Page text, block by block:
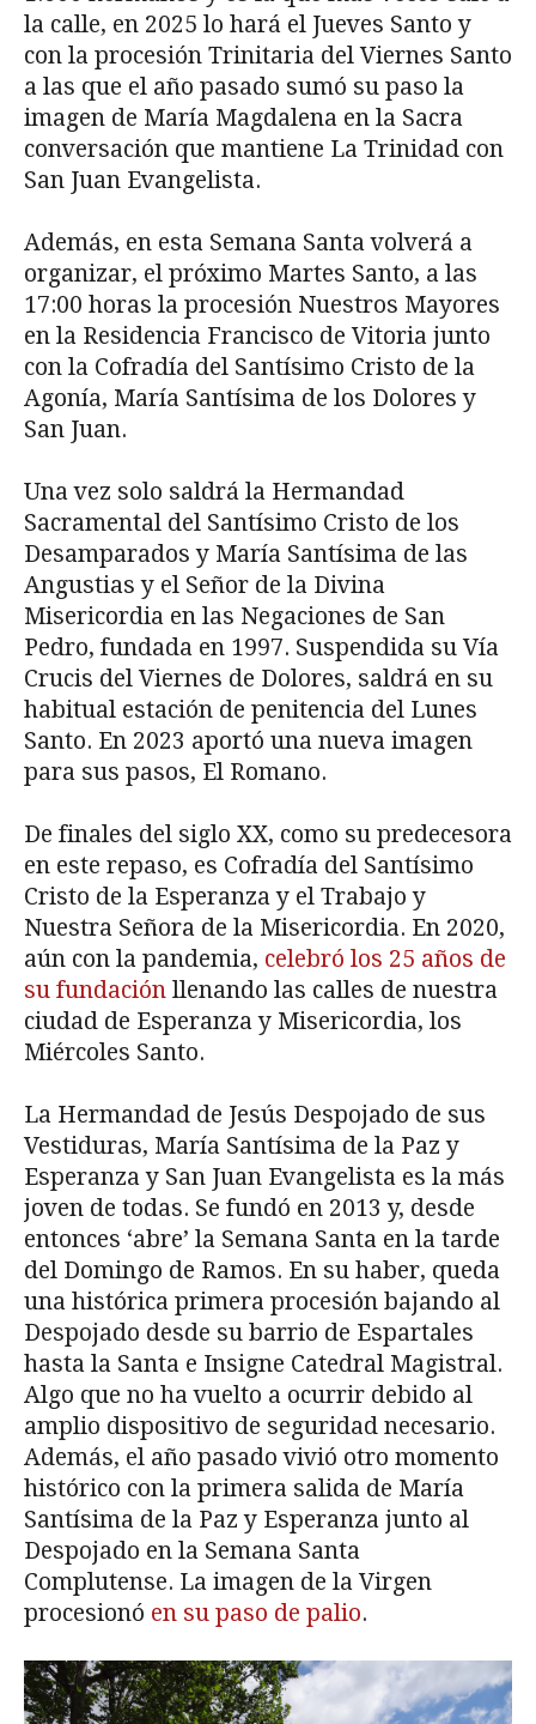
la calle, en 2025 lo hará el Jueves Santo y
con la procesión Trinitaria del Viernes Santo
a las que el año pasado sumó su paso la
imagen de María Magdalena en la Sacra
conversación que mantiene La Trinidad con
San Juan Evangelista.
Además, en esta Semana Santa volverá a
organizar, el próximo Martes Santo, a las
17:00 horas la procesión Nuestros Mayores
en la Residencia Francisco de Vitoria junto
con la Cofradía del Santísimo Cristo de la
Agonía, María Santísima de los Dolores y
San Juan.
Una vez solo saldrá la Hermandad
Sacramental del Santísimo Cristo de los
Desamparados y María Santísima de las
Angustias y el Señor de la Divina
Misericordia en las Negaciones de San
Pedro, fundada en 1997. Suspendida su Vía
Crucis del Viernes de Dolores, saldrá en su
habitual estación de penitencia del Lunes
Santo. En 2023 aportó una nueva imagen
para sus pasos, El Romano.
De finales del siglo XX, como su predecesora
en este repaso, es Cofradía del Santísimo
Cristo de la Esperanza y el Trabajo y
Nuestra Señora de la Misericordia. En 2020,
aún con la pandemia, celebró los 25 años de
su fundación llenando las calles de nuestra
ciudad de Esperanza y Misericordia, los
Miércoles Santo.
La Hermandad de Jesús Despojado de sus
Vestiduras, María Santísima de la Paz y
Esperanza y San Juan Evangelista es la más
joven de todas. Se fundó en 2013 y, desde
entonces ‘abre’ la Semana Santa en la tarde
del Domingo de Ramos. En su haber, queda
una histórica primera procesión bajando al
Despojado desde su barrio de Espartales
hasta la Santa e Insigne Catedral Magistral.
Algo que no ha vuelto a ocurrir debido al
amplio dispositivo de seguridad necesario.
Además, el año pasado vivió otro momento
histórico con la primera salida de María
Santísima de la Paz y Esperanza junto al
Despojado en la Semana Santa
Complutense. La imagen de la Virgen
procesionó en su paso de palio.